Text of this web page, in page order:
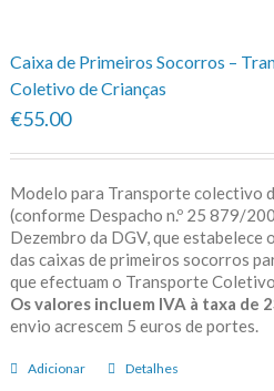
Caixa de Primeiros Socorros –
Coletivo de Crianças
€55.00
Modelo para Transporte colectivo
(conforme Despacho n.º 25 879/
Dezembro da DGV, que estabelece
das caixas de primeiros socorros
que efectuam o Transporte
Os valores incluem IVA à taxa de
envio acrescem 5 euros de
Adicionar Detalhes